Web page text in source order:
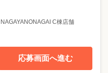
C棟店舗
応募画面へ進む